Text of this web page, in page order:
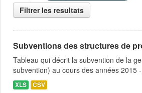
Filtrer les resultats
Subventions des structures de
Tableau qui décrit la subvention de la
subvention) au cours des années 2015
XLS CSV